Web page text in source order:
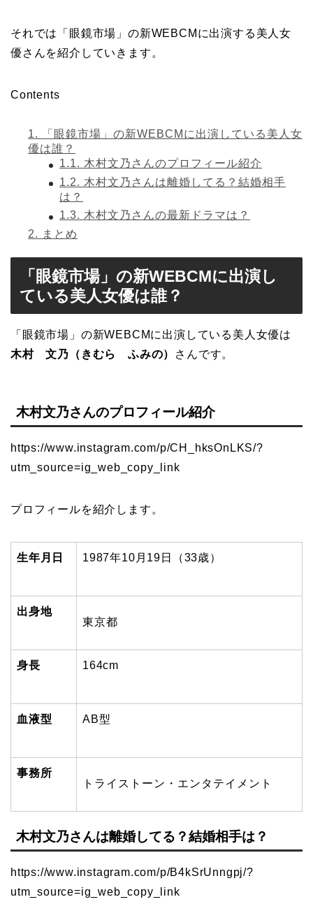
それでは「眼鏡市場」の新WEBCMに出演する美人女
優さんを紹介していきます。
Contents
1.
「眼鏡市場」の新WEBCMに出演している美人女
優は誰？
1.1. 木村文乃さんのプロフィール紹介
1.2. 木村文乃さんは離婚してる？結婚相手
は？
1.3. 木村文乃さんの最新ドラマは？
2. まとめ
「眼鏡市場」の新WEBCMに出演し
ている美人女優は誰？
「眼鏡市場」の新WEBCMに出演している美人女優は
木村 文乃（きむら ふみの）
さんです。
木村文乃さんのプロフィール紹介
https://www.instagram.com/p/CH_hksOnLKS/?
utm_source=ig_web_copy_link
プロフィールを紹介します。
生年月日 1987年10月19日（33歳）
出身地
東京都
身長 164cm
血液型 AB型
事務所
トライストーン・エンタテイメント
木村文乃さんは離婚してる？結婚相手は？
https://www.instagram.com/p/B4kSrUnngpj/?
utm_source=ig_web_copy_link